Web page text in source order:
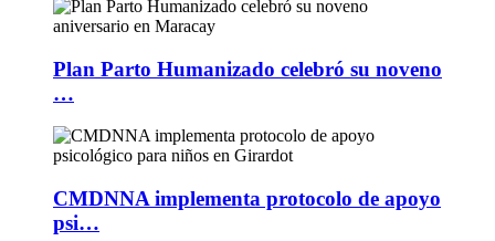
Plan Parto Humanizado celebró su noveno
…
CMDNNA implementa protocolo de apoyo
psi…